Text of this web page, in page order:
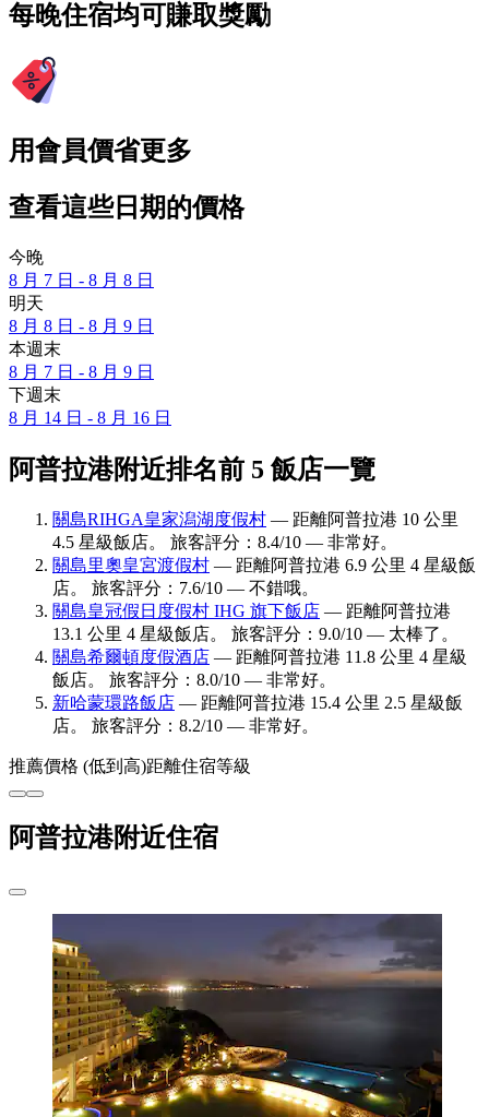
每晚住宿均可賺取獎勵
用會員價省更多
查看這些日期的價格
今晚
8 月 7 日 - 8 月 8 日
明天
8 月 8 日 - 8 月 9 日
本週末
8 月 7 日 - 8 月 9 日
下週末
8 月 14 日 - 8 月 16 日
阿普拉港附近排名前 5 飯店一覽
關島RIHGA皇家潟湖度假村 — 距離阿普拉港 10 公里
4.5 星級飯店。 旅客評分：8.4/10 — 非常好。
關島里奧皇宮渡假村 — 距離阿普拉港 6.9 公里 4 星級飯
店。 旅客評分：7.6/10 — 不錯哦。
關島皇冠假日度假村 IHG 旗下飯店 — 距離阿普拉港
13.1 公里 4 星級飯店。 旅客評分：9.0/10 — 太棒了。
關島希爾頓度假酒店 — 距離阿普拉港 11.8 公里 4 星級
飯店。 旅客評分：8.0/10 — 非常好。
新哈蒙環路飯店 — 距離阿普拉港 15.4 公里 2.5 星級飯
店。 旅客評分：8.2/10 — 非常好。
推薦價格 (低到高)距離住宿等級
阿普拉港附近住宿